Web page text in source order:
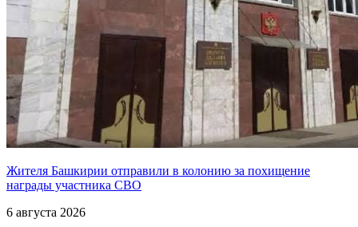
Жителя Башкирии отправили в колонию за похищение
награды участника СВО
6 августа 2026